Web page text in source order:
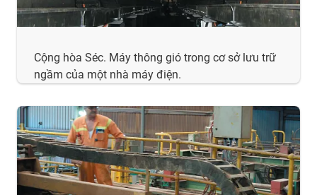
Cộng hòa Séc. Máy thông gió trong cơ sở lưu trữ
ngầm của một nhà máy điện.